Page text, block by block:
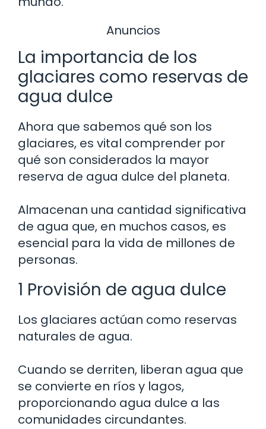
Anuncios
La importancia de los
glaciares como reservas de
agua dulce
Ahora que sabemos qué son los
glaciares, es vital comprender por
qué son considerados la mayor
reserva de agua dulce del planeta.
Almacenan una cantidad significativa
de agua que, en muchos casos, es
esencial para la vida de millones de
personas.
1 Provisión de agua dulce
Los glaciares actúan como reservas
naturales de agua.
Cuando se derriten, liberan agua que
se convierte en ríos y lagos,
proporcionando agua dulce a las
comunidades circundantes.